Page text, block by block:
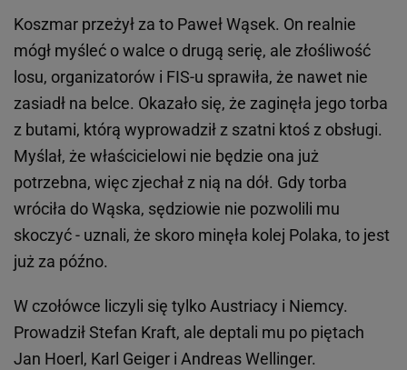
Koszmar przeżył za to Paweł Wąsek. On realnie
mógł myśleć o walce o drugą serię, ale złośliwość
losu, organizatorów i FIS-u sprawiła, że nawet nie
zasiadł na belce. Okazało się, że zaginęła jego torba
z butami, którą wyprowadził z szatni ktoś z obsługi.
Myślał, że właścicielowi nie będzie ona już
potrzebna, więc zjechał z nią na dół. Gdy torba
wróciła do Wąska, sędziowie nie pozwolili mu
skoczyć - uznali, że skoro minęła kolej Polaka, to jest
już za późno.
W czołówce liczyli się tylko Austriacy i Niemcy.
Prowadził Stefan Kraft, ale deptali mu po piętach
Jan Hoerl, Karl Geiger i Andreas Wellinger.